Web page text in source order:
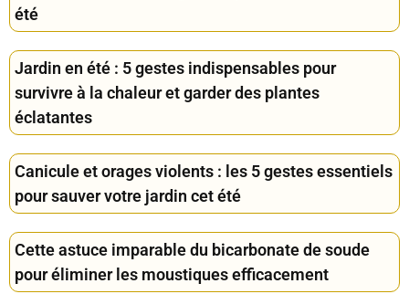
été
Jardin en été : 5 gestes indispensables pour
survivre à la chaleur et garder des plantes
éclatantes
Canicule et orages violents : les 5 gestes essentiels
pour sauver votre jardin cet été
Cette astuce imparable du bicarbonate de soude
pour éliminer les moustiques efficacement